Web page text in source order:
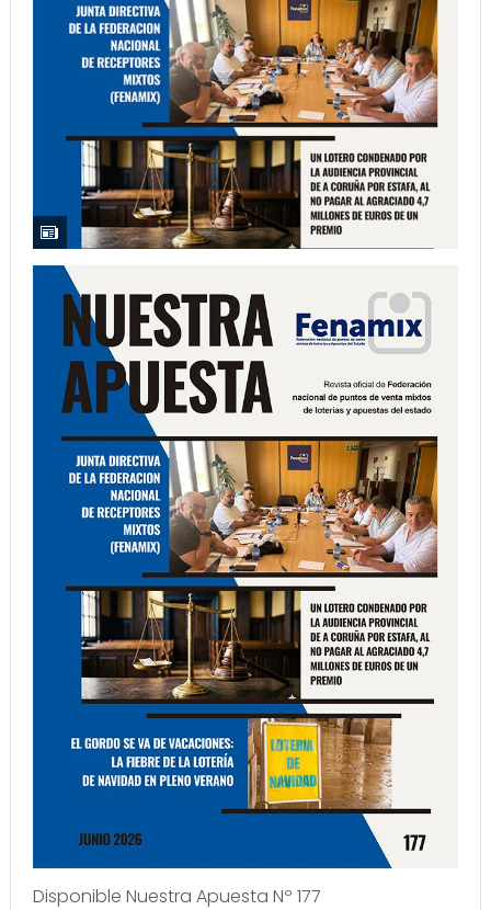
Disponible Nuestra Apuesta Nº 177